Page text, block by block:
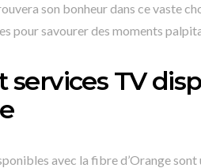
son bonheur dans ce vaste
pour savourer des moments
services TV
avec la fibre d’Orange